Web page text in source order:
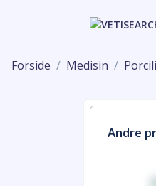
Forside Medisin
Andre